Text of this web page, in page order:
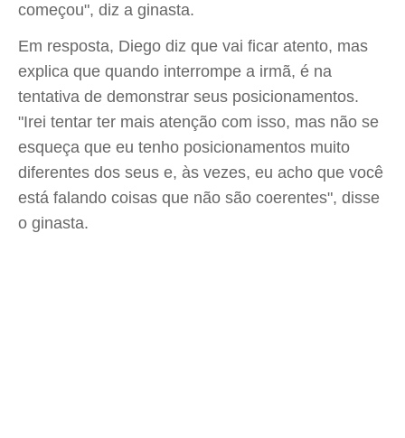
começou", diz a ginasta.
Em resposta, Diego diz que vai ficar atento, mas
explica que quando interrompe a irmã, é na
tentativa de demonstrar seus posicionamentos.
"Irei tentar ter mais atenção com isso, mas não se
esqueça que eu tenho posicionamentos muito
diferentes dos seus e, às vezes, eu acho que você
está falando coisas que não são coerentes", disse
o ginasta.